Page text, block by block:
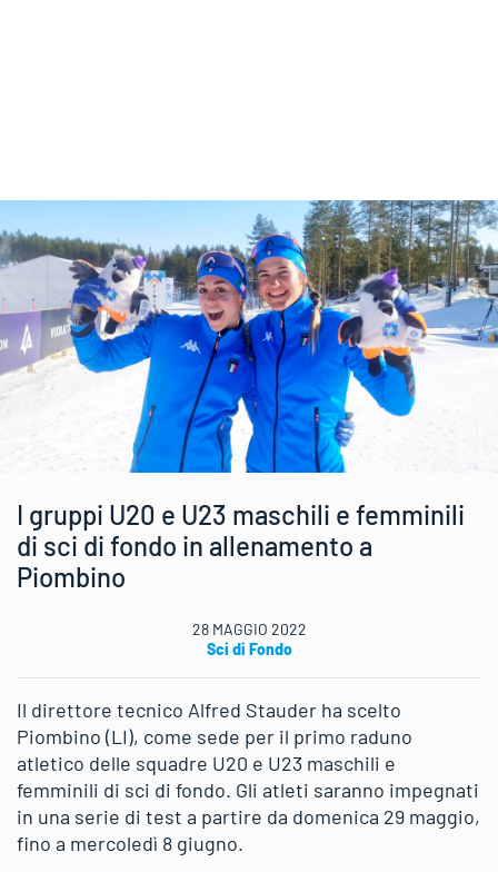
I gruppi U20 e U23 maschili e femminili
di sci di fondo in allenamento a
Piombino
28 MAGGIO 2022
Sci di Fondo
Il direttore tecnico Alfred Stauder ha scelto
Piombino (LI), come sede per il primo raduno
atletico delle squadre U20 e U23 maschili e
femminili di sci di fondo. Gli atleti saranno impegnati
in una serie di test a partire da domenica 29 maggio,
fino a mercoledì 8 giugno.